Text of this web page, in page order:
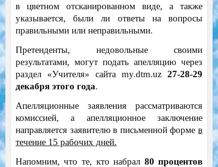
в цветном отсканированном виде, а также
указывается, были ли ответы на вопросы
правильными или неправильными.
Претенденты, недовольные своими
результатами, могут подать апелляцию через
раздел «Учителя» сайта my.dtm.uz27-28-29
декабря этого года.
Апелляционные заявления рассматриваются
комиссией, а апелляционное заключение
направляется заявителю в письменной формев
течение 15 рабочих дней.
Напомним, что те, кто набрал 80 процентов